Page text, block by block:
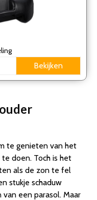
Bekijken
te genieten van het
doen. Toch is het
als de zon te fel
stukje schaduw
een parasol. Maar